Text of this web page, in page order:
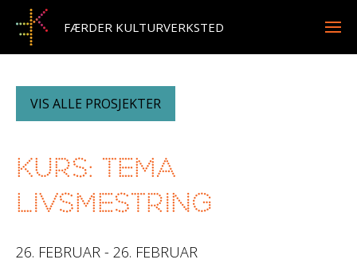
FÆRDER KULTURVERKSTED
VIS ALLE PROSJEKTER
Kurs: Tema
livsmestring
26. FEBRUAR - 26. FEBRUAR